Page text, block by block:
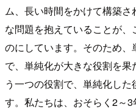
ム、長い時間をかけて構築
な問題を抱えていることが
のにしています。そのため
で、単純化が大きな役割を
う一つの役割で、単純化し
す。私たちは、おそらく2～